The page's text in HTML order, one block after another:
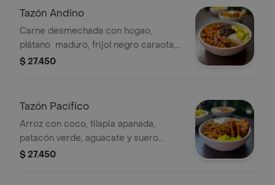
Tazón Andino
Carne desmechada con hogao,
plátano maduro, frijol negro caraota,
arroz blanco y aguacate.
$ 27.450
Tazón Pacífico
Arroz con coco, tilapia apanada,
patacón verde, aguacate y suero
costeño.
$ 27.450